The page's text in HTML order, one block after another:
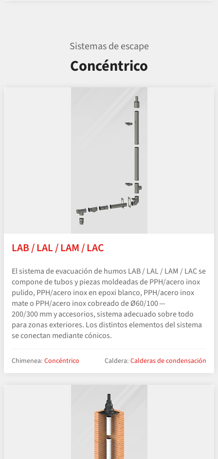
Sistemas de escape
Concéntrico
LAB / LAL / LAM / LAC
El sistema de evacuación de humos LAB / LAL / LAM / LAC se
compone de tubos y piezas moldeadas de PPH/​acero inox
pulido, PPH/​acero inox en epoxi blanco, PPH/​acero inox
mate o PPH/​acero inox cobreado de Ø60/100 —
200/300 mm y accesorios, sistema adecuado sobre todo
para zonas exteriores. Los distintos elementos del sistema
se conectan mediante cónicos.
Chimenea: Concéntrico Caldera: Calderas de condensación